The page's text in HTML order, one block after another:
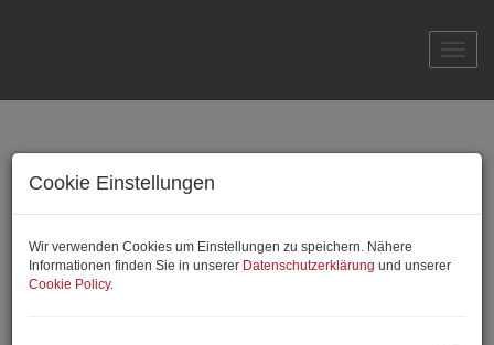
Cookie Einstellungen
Wir verwenden Cookies um Einstellungen zu speichern. Nähere
Informationen finden Sie in unserer Datenschutzerklärung und unserer
Cookie Policy.